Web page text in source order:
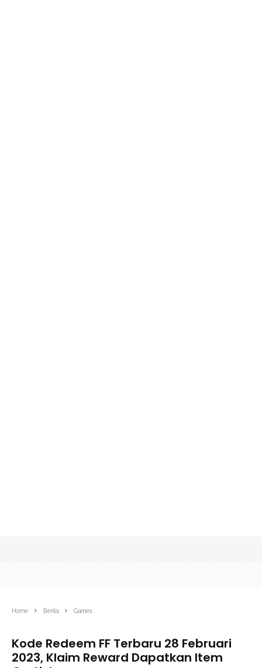
Home Berita Games
Kode Redeem FF Terbaru 28 Februari
2023, Klaim Reward Dapatkan Item